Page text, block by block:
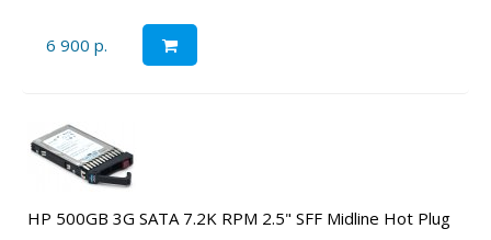
6 900 р.
HP 500GB 3G SATA 7.2K RPM 2.5" SFF Midline Hot Plug